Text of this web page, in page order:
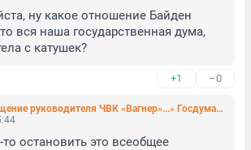
ну какое отношение Байден
вся наша государственная дума,
с катушек?
+1 –0
«Рассмотрев обращение руководителя ЧВК «Вагнер»...» Госдума подумает о наказании за дискредитацию участников боевых действий, включая экс-заключенных
остановить это всеобщее